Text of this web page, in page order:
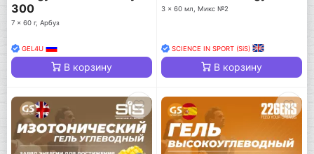
300
7 x 60 г, Арбуз
GEL4U
В корзину
3 x 60 мл, Микс №2
SCIENCE IN SPORT (SiS)
В корзину